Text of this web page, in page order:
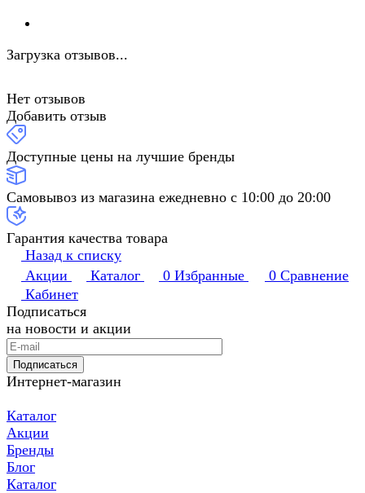
Загрузка отзывов...
Нет отзывов
Добавить отзыв
Доступные цены на лучшие бренды
Самовывоз из магазина ежедневно с 10:00 до 20:00
Гарантия качества товара
Назад к списку
Акции
Каталог 0 Избранные 0 Сравнение
Кабинет
Подписаться
на новости и акции
Подписаться
Интернет-магазин
Каталог
Акции
Бренды
Блог
Каталог